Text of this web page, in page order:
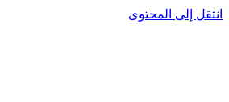
انتقل إلى المحتوى